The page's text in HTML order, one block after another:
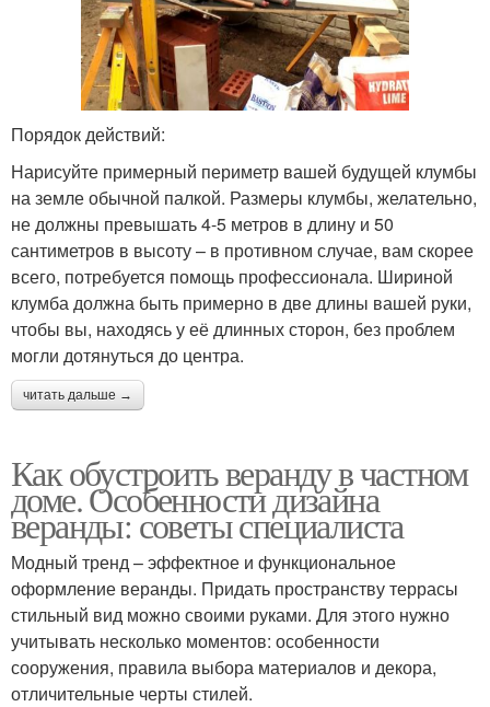
Порядок действий:
Нарисуйте примерный периметр вашей будущей клумбы
на земле обычной палкой. Размеры клумбы, желательно,
не должны превышать 4-5 метров в длину и 50
сантиметров в высоту – в противном случае, вам скорее
всего, потребуется помощь профессионала. Шириной
клумба должна быть примерно в две длины вашей руки,
чтобы вы, находясь у её длинных сторон, без проблем
могли дотянуться до центра.
читать дальше →
Как обустроить веранду в частном
доме. Особенности дизайна
веранды: советы специалиста
Модный тренд – эффектное и функциональное
оформление веранды. Придать пространству террасы
стильный вид можно своими руками. Для этого нужно
учитывать несколько моментов: особенности
сооружения, правила выбора материалов и декора,
отличительные черты стилей.